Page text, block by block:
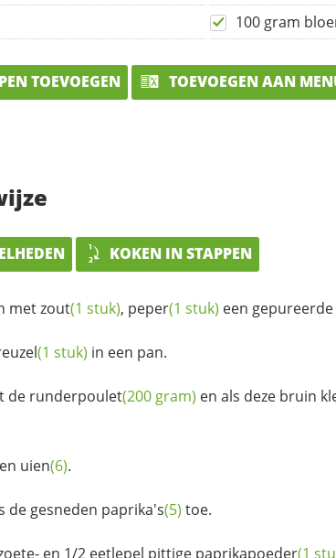
100 gram
TOEVOEGEN TOEVOEGEN AAN
KOKEN IN STAPPEN
metzout(1 stuk), peper(1 stuk) een gepureerde
(1 stuk) in een pan.
de runderpoulet(200 gram) en als deze bruin
uien(6).
de gesneden paprika's(5) toe.
en 1/2 eetlepel pittige paprikapoeder(1